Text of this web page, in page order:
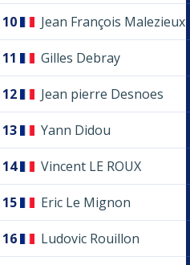
10 Jean François Malezieux
11 Gilles Debray
12 Jean pierre Desnoes
13 Yann Didou
14 Vincent LE ROUX
15 Eric Le Mignon
16 Ludovic Rouillon